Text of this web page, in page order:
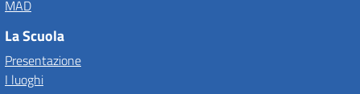
MAD
La Scuola
Presentazione
I luoghi